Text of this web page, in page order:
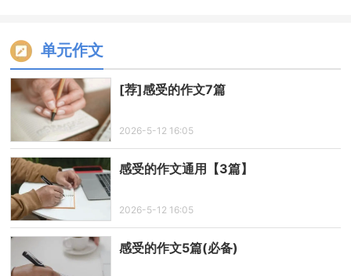
单元作文
[荐]感受的作文7篇
2026-5-12 16:05
感受的作文通用【3篇】
2026-5-12 16:05
感受的作文5篇(必备)